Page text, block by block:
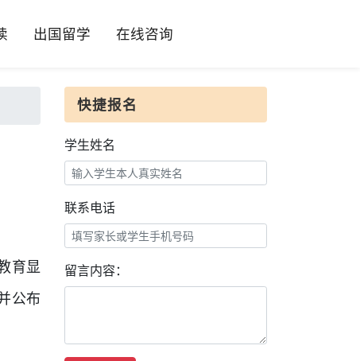
出国留学 在线咨询
育显
公布
快捷报名
学生姓名
联系电话
留言内容：